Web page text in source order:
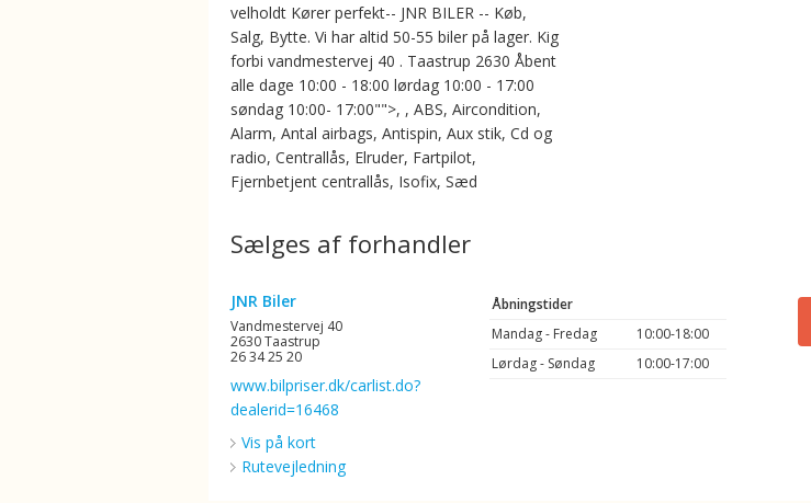
velholdt Kører perfekt-- JNR BILER -- Køb,
Salg, Bytte. Vi har altid 50-55 biler på lager. Kig
forbi vandmestervej 40 . Taastrup 2630 Åbent
alle dage 10:00 - 18:00 lørdag 10:00 - 17:00
søndag 10:00- 17:00"">, , ABS, Aircondition,
Alarm, Antal airbags, Antispin, Aux stik, Cd og
radio, Centrallås, Elruder, Fartpilot,
Fjernbetjent centrallås, Isofix, Sæd
Sælges af forhandler
JNR Biler
Vandmestervej 40
2630 Taastrup
26 34 25 20
www.bilpriser.dk/carlist.do?
dealerid=16468
Vis på kort
Rutevejledning
Åbningstider
Mandag - Fredag
10:00-18:00
Lørdag - Søndag
10:00-17:00